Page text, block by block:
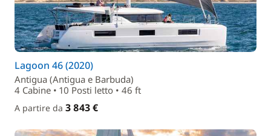
Lagoon 46 (2020)
Antigua (Antigua e Barbuda)
4 Cabine • 10 Posti letto • 46 ft
A partire da 3 843 €